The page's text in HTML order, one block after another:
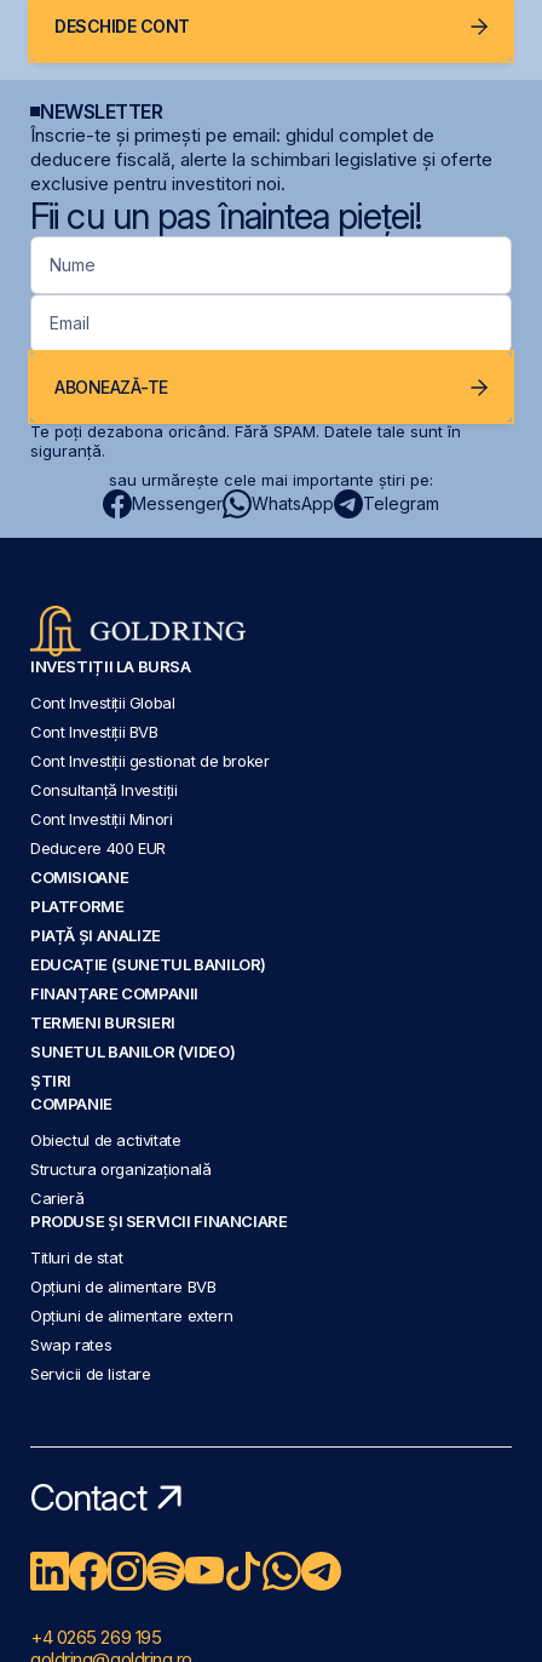
DESCHIDE CONT
NEWSLETTER
Înscrie-te și primești pe email: ghidul complet de
deducere fiscală, alerte la schimbari legislative și oferte
exclusive pentru investitori noi.
Fii cu un pas înaintea pieței!
Nume
Email
ABONEAZĂ-TE
Te poți dezabona oricând. Fără SPAM. Datele tale sunt în
siguranță.
sau urmărește cele mai importante știri pe:
Messenger WhatsApp Telegram
INVESTIȚII LA BURSA
Cont Investiții Global
Cont Investiții BVB
Cont Investiții gestionat de broker
Consultanță Investiții
Cont Investiții Minori
Deducere 400 EUR
COMISIOANE
PLATFORME
PIAȚĂ ȘI ANALIZE
EDUCAȚIE (SUNETUL BANILOR)
FINANȚARE COMPANII
TERMENI BURSIERI
SUNETUL BANILOR (VIDEO)
ȘTIRI
COMPANIE
Obiectul de activitate
Structura organizațională
Carieră
PRODUSE ȘI SERVICII FINANCIARE
Titluri de stat
Opțiuni de alimentare BVB
Opțiuni de alimentare extern
Swap rates
Servicii de listare
Contact
+4 0265 269 195